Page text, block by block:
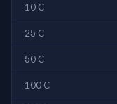
10 €
25 €
50 €
100 €